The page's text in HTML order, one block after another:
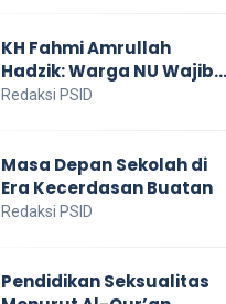
KH Fahmi Amrullah
Hadzik: Warga NU Wajib
Jaga NKRI
Redaksi PSID
Masa Depan Sekolah di
Era Kecerdasan Buatan
Redaksi PSID
Pendidikan Seksualitas